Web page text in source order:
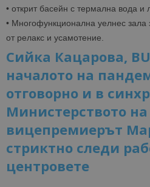
• открит басейн с термална вода и
• Многофункционална уелнес
от релакс и усамотение.
Сийка Кацарова,
началото на
отговорно и в
Министерството
вицепремиерът
стриктно следи
центровете